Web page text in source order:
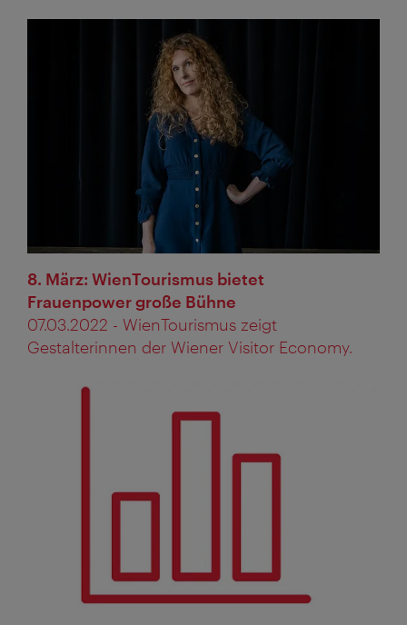
8. März: WienTourismus bietet
Frauenpower große Bühne
07.03.2022 - WienTourismus zeigt
Gestalterinnen der Wiener Visitor Economy.